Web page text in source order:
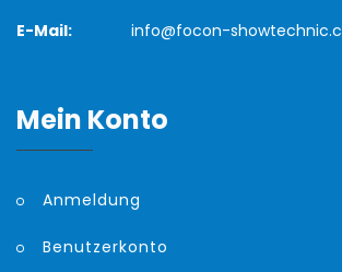
E-Mail:
info@focon-
Mein Konto
Anmeldung
Benutzerkonto